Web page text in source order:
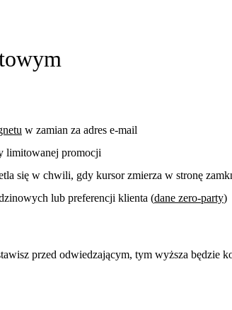
w zamian za adres e-mail
limitowanej promocji
się w chwili, gdy kursor zmierza w stronę
lub preferencji klienta (dane zero-party)
przed odwiedzającym, tym wyższa będzie